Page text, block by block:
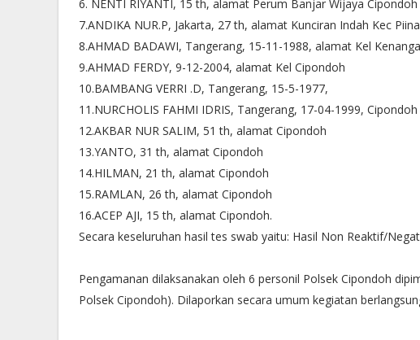
6. NENTI RIYANTI, 15 th, alamat Perum Banjar Wijaya
7.ANDIKA NUR.P, Jakarta, 27 th, alamat Kunciran Indah Kec
8.AHMAD BADAWI, Tangerang, 15-11-1988, alamat Kel
9.AHMAD FERDY, 9-12-2004, alamat Kel Cipondoh
10.BAMBANG VERRI .D, Tangerang, 15-5-1977,
11.NURCHOLIS FAHMI IDRIS, Tangerang, 17-04-1999,
12.AKBAR NUR SALIM, 51 th, alamat Cipondoh
13.YANTO, 31 th, alamat Cipondoh
14.HILMAN, 21 th, alamat Cipondoh
15.RAMLAN, 26 th, alamat Cipondoh
16.ACEP AJI, 15 th, alamat Cipondoh.
Secara keseluruhan hasil tes swab yaitu: Hasil Non Reaktif/
Pengamanan dilaksanakan oleh 6 personil Polsek Cipondoh
Polsek Cipondoh). Dilaporkan secara umum kegiatan